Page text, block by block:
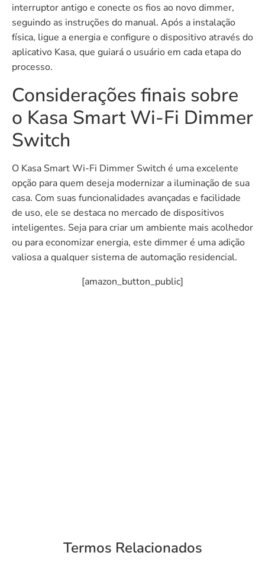
interruptor antigo e conecte os fios ao novo dimmer,
seguindo as instruções do manual. Após a instalação
física, ligue a energia e configure o dispositivo através do
aplicativo Kasa, que guiará o usuário em cada etapa do
processo.
Considerações finais sobre
o Kasa Smart Wi-Fi Dimmer
Switch
O Kasa Smart Wi-Fi Dimmer Switch é uma excelente
opção para quem deseja modernizar a iluminação de sua
casa. Com suas funcionalidades avançadas e facilidade
de uso, ele se destaca no mercado de dispositivos
inteligentes. Seja para criar um ambiente mais acolhedor
ou para economizar energia, este dimmer é uma adição
valiosa a qualquer sistema de automação residencial.
[amazon_button_public]
Termos Relacionados